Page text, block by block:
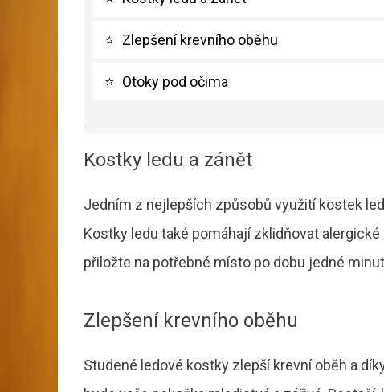
⭐ Zlepšení krevního oběhu
⭐ Otoky pod očima
Kostky ledu a zánět
Jedním z nejlepších způsobů využití kostek
Kostky ledu také pomáhají zklidňovat
přiložte na potřebné místo po dobu jedné
Zlepšení krevního oběhu
Studené ledové kostky zlepší krevní oběh a